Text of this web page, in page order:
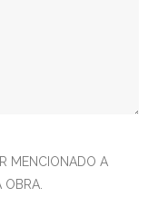
MENCIONADO A